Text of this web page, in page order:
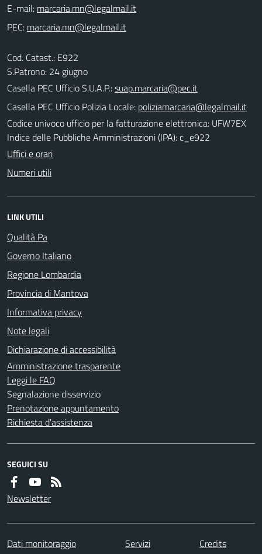
E-mail:
PEC:
Cod. Catast.: E922
S.Patrono: 24 giugno
Casella PEC Ufficio S.U.A.P.:suap.marcaria@pec.it
Casella PEC Ufficio Polizia Locale: poliziamarcaria@legalmail.it
Codice univoco ufficio per la fatturazione elettronica: UFW7EX
Indice delle Pubbliche Amministrazioni (IPA): c_e922
Uffici e orari
Numeri utili
LINK UTILI
Qualità Pa
Governo Italiano
Regione Lombardia
Provincia di Mantova
Informativa privacy
Note legali
Dichiarazione di accessibilità
Amministrazione trasparente
Leggi le FAQ
Segnalazione disservizio
Prenotazione appuntamento
Richiesta d'assistenza
SEGUICI SU
Newsletter
Dati monitoraggio Servizi
Credits